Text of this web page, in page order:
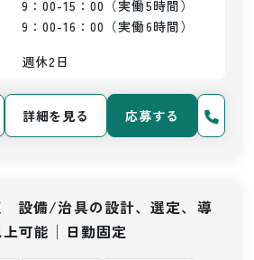
9：00-15：00（実働5時間）
9：00-16：00（実働6時間）
週休2日
詳細を見る 応募する
設備/治具の設計、選定、導
可能│日勤固定